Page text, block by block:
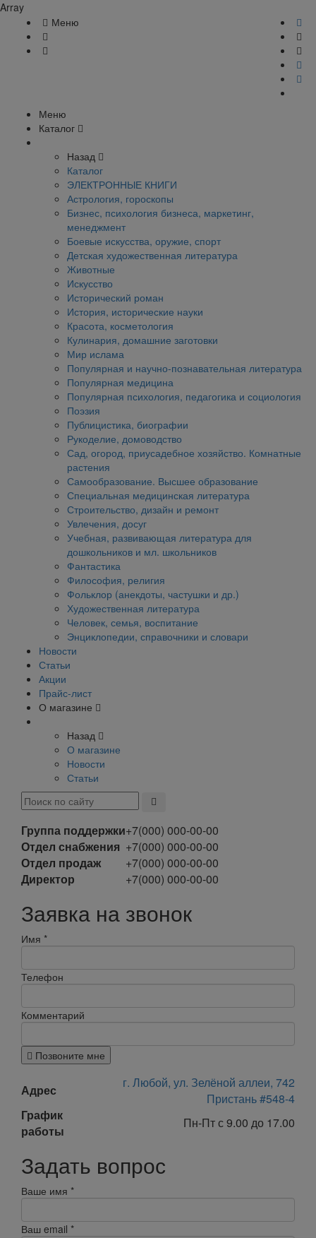
Array
Меню
Меню
Каталог
Назад
Каталог
ЭЛЕКТРОННЫЕ КНИГИ
Астрология, гороскопы
Бизнес, психология бизнеса, маркетинг,
менеджмент
Боевые искусства, оружие, спорт
Детская художественная литература
Животные
Искусство
Исторический роман
История, исторические науки
Красота, косметология
Кулинария, домашние заготовки
Мир ислама
Популярная и научно-познавательная литература
Популярная медицина
Популярная психология, педагогика и социология
Поэзия
Публицистика, биографии
Рукоделие, домоводство
Сад, огород, приусадебное хозяйство. Комнатные
растения
Самообразование. Высшее образование
Специальная медицинская литература
Строительство, дизайн и ремонт
Увлечения, досуг
Учебная, развивающая литература для
дошкольников и мл. школьников
Фантастика
Философия, религия
Фольклор (анекдоты, частушки и др.)
Художественная литература
Человек, семья, воспитание
Энциклопедии, справочники и словари
Новости
Статьи
Акции
Прайс-лист
О магазине
Назад
О магазине
Новости
Статьи
Группа поддержки+7(000) 000-00-00
Отдел снабжения +7(000) 000-00-00
Отдел продаж
+7(000) 000-00-00
Директор
+7(000) 000-00-00
Заявка на звонок
Имя *
Телефон
Комментарий
Позвоните мне
Адрес
г. Любой, ул. Зелёной аллеи, 742
Пристань #548-4
График
работы
Пн-Пт с 9.00 до 17.00
Задать вопрос
Ваше имя *
Ваш email *